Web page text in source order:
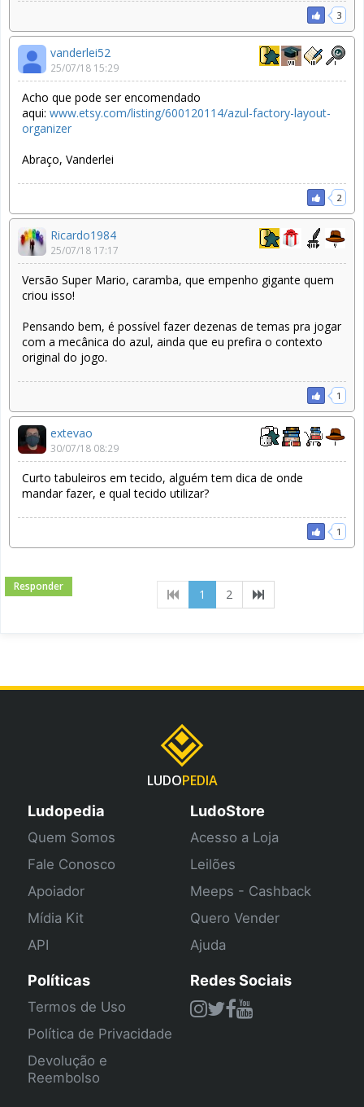
3
vanderlei52
25/07/18 15:29
Acho que pode ser encomendado
aqui: www.etsy.com/listing/600120114/azul-factory-layout-
organizer
Abraço, Vanderlei
2
Ricardo1984
25/07/18 17:17
Versão Super Mario, caramba, que empenho gigante quem
criou isso!
Pensando bem, é possível fazer dezenas de temas pra jogar
com a mecânica do azul, ainda que eu prefira o contexto
original do jogo.
1
extevao
30/07/18 08:29
Curto tabuleiros em tecido, alguém tem dica de onde
mandar fazer, e qual tecido utilizar?
1
Responder
1 (current)
2
LUDOPEDIA
Ludopedia
Quem Somos
Fale Conosco
Apoiador
Mídia Kit
API
LudoStore
Acesso a Loja
Leilões
Meeps - Cashback
Quero Vender
Ajuda
Políticas
Termos de Uso
Política de Privacidade
Devolução e
Reembolso
Redes Sociais